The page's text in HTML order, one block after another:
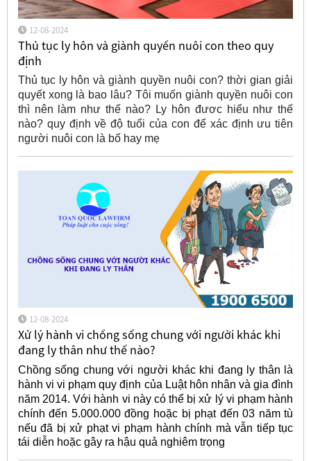
12-08-2024
Thủ tục ly hôn và giành quyền nuôi con theo quy
định
Thủ tục ly hôn và giành quyền nuôi con? thời gian giải
quyết xong là bao lâu? Tôi muốn giành quyền nuôi con
thì nên làm như thế nào? Ly hôn đươc hiểu như thế
nào? quy định về độ tuổi của con để xác định ưu tiên
người nuôi con là bố hay mẹ
12-08-2024
Xử lý hành vi chồng sống chung với người khác khi
đang ly thân như thế nào?
Chồng sống chung với người khác khi đang ly thân là
hành vi vi phạm quy định của Luật hôn nhân và gia đình
năm 2014. Với hành vi này có thể bị xử lý vi phạm hành
chính đến 5.000.000 đồng hoặc bị phạt đến 03 năm tù
nếu đã bị xử phạt vi phạm hành chính mà vẫn tiếp tục
tái diễn hoặc gây ra hậu quả nghiêm trọng